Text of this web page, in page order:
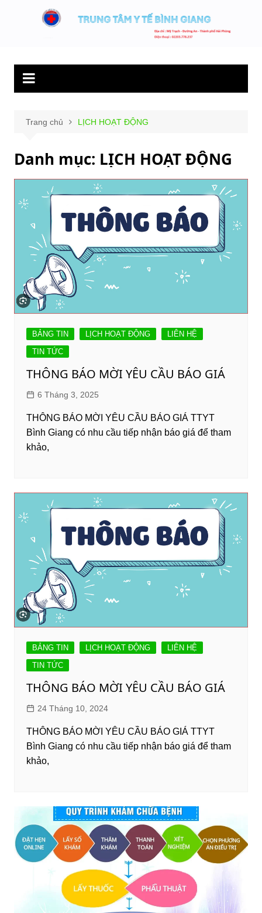
dung
Trung tâm y tế
Hết lòng phục vụ người bệnh và sức khỏe cộng đồng.
Trang chủ LỊCH HOẠT ĐỘNG
Danh mục: LỊCH HOẠT ĐỘNG
BẢNG TIN LỊCH HOẠT ĐỘNG
LIÊN HỆ
TIN TỨC
THÔNG BÁO MỜI YÊU CẦU BÁO GIÁ
6 Tháng 3, 2025
THÔNG BÁO MỜI YÊU CẦU BÁO GIÁ TTYT
Bình Giang có nhu cầu tiếp nhận báo giá để tham
khảo,
BẢNG TIN LỊCH HOẠT ĐỘNG
LIÊN HỆ
TIN TỨC
THÔNG BÁO MỜI YÊU CẦU BÁO GIÁ
24 Tháng 10, 2024
THÔNG BÁO MỜI YÊU CẦU BÁO GIÁ TTYT
Bình Giang có nhu cầu tiếp nhận báo giá để tham
khảo,